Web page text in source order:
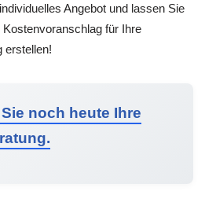
Angebot und lassen Sie
für Ihre
erstellen!
noch heute Ihre